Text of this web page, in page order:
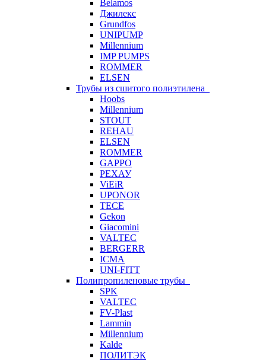
Belamos
Джилекс
Grundfos
UNIPUMP
Millennium
IMP PUMPS
ROMMER
ELSEN
Трубы из сшитого полиэтилена
Hoobs
Millennium
STOUT
REHAU
ELSEN
ROMMER
GAPPO
РЕХАУ
ViEiR
UPONOR
TECE
Gekon
Giacomini
VALTEC
BERGERR
ICMA
UNI-FITT
Полипропиленовые трубы
SPK
VALTEC
FV-Plast
Lammin
Millennium
Kalde
ПОЛИТЭК